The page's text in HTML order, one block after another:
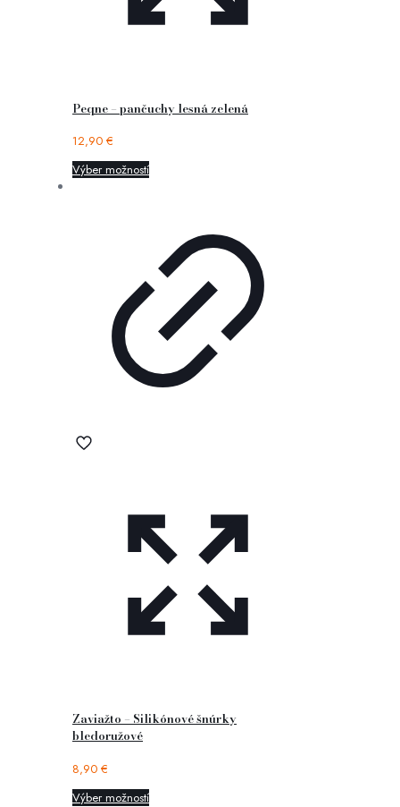
Peqne – pančuchy lesná zelená
12,90 €
Výber možností
Zaviažto – Silikónové šnúrky
bledoružové
8,90 €
Výber možností